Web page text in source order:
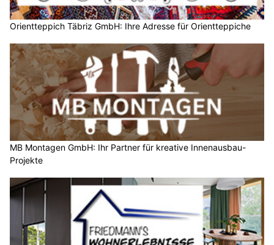
Orientteppich Täbriz GmbH: Ihre Adresse für Orientteppiche
MB Montagen GmbH: Ihr Partner für kreative Innenausbau-
Projekte